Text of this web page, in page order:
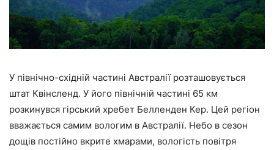
У північно-східній частині Австралії розташовується
штат Квінсленд. У його північній частині 65 км
розкинувся гірський хребет Белленден Кер. Цей регіон
вважається самим вологим в Австралії. Небо в сезон
дощів постійно вкрите хмарами, вологість повітря